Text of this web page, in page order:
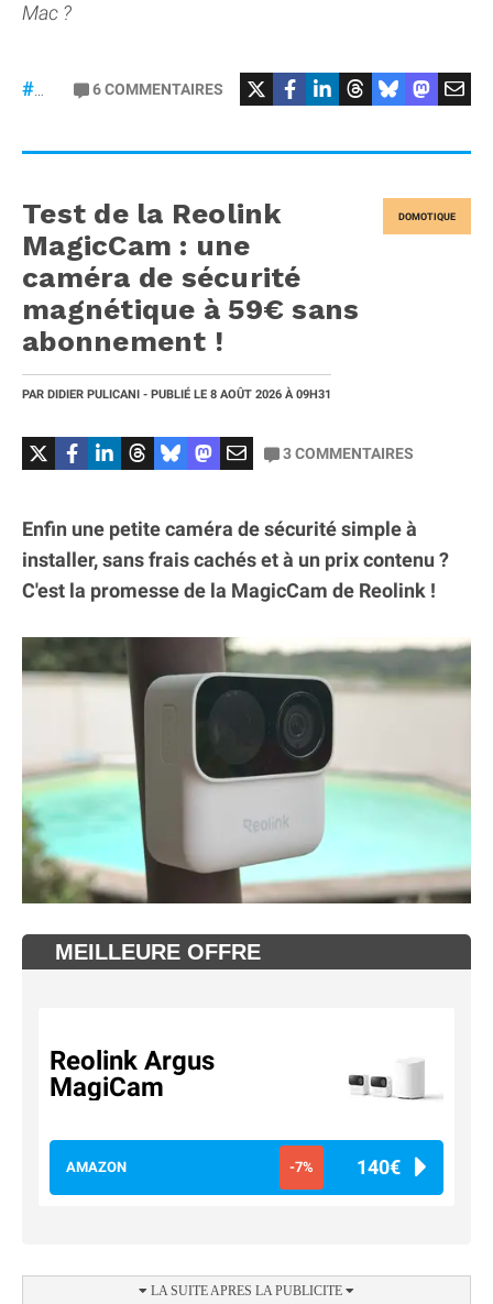
Mac ?
#macOS 6COMMENTAIRES
DOMOTIQUE
Test de la Reolink
MagicCam : une
caméra de sécurité
magnétique à 59€ sans
abonnement !
PAR DIDIER PULICANI - PUBLIÉ LE 8 AOÛT 2026 À 09H31
3COMMENTAIRES
Enfin une petite caméra de sécurité simple à
installer, sans frais cachés et à un prix contenu ?
C'est la promesse de la MagicCam de Reolink !
MEILLEURE OFFRE
Reolink Argus
MagiCam
AMAZON -7% 140€